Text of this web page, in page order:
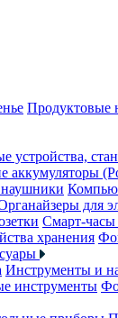
Продуктовые
устройства,
аккумуляторы
для
Смарт-часы
хранения
Инструменты и
инструменты